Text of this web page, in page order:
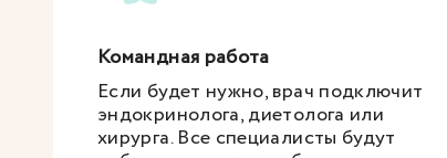
Командная работа
Если будет нужно, врач подключит
эндокринолога, диетолога или
хирурга. Все специалисты будут